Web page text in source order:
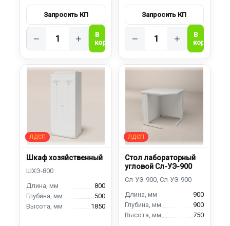
− + − +
Шкаф хозяйственный
800
500
1850
Стол лабораторный
угловой Сл-УЭ-900
900
900
750